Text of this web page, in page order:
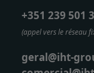
redwood-
480w, https://
content/uploads/
redwood-
945w"
+351 239 501
(appel vers le réseau
geral@iht-